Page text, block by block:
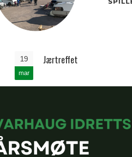
19
mar
Jærtreffet